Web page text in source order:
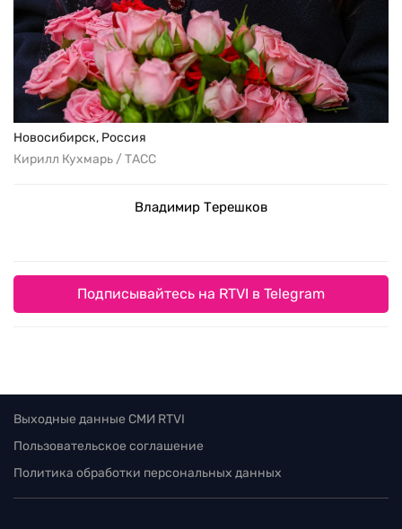
Новосибирск, Россия
Кирилл Кухмарь / ТАСС
Владимир Терешков
Подписывайтесь на RTVI в Telegram
Выходные данные СМИ RTVI
Пользовательское соглашение
Политика обработки персональных данных